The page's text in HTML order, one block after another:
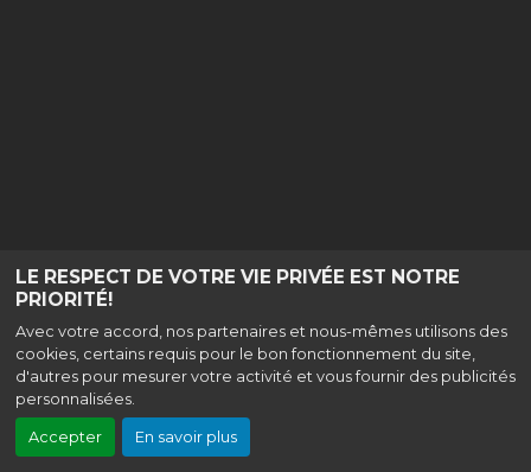
LE RESPECT DE VOTRE VIE PRIVÉE EST NOTRE
PRIORITÉ!
Avec votre accord, nos partenaires et nous-mêmes utilisons des
cookies, certains requis pour le bon fonctionnement du site,
d'autres pour mesurer votre activité et vous fournir des publicités
personnalisées.
Accepter En savoir plus